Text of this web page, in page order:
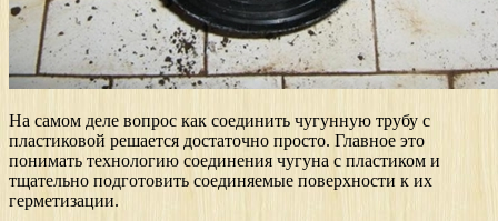
На самом деле вопрос как соединить чугунную трубу с
пластиковой решается достаточно просто. Главное это
понимать технологию соединения чугуна с пластиком и
тщательно подготовить соединяемые поверхности к их
герметизации.